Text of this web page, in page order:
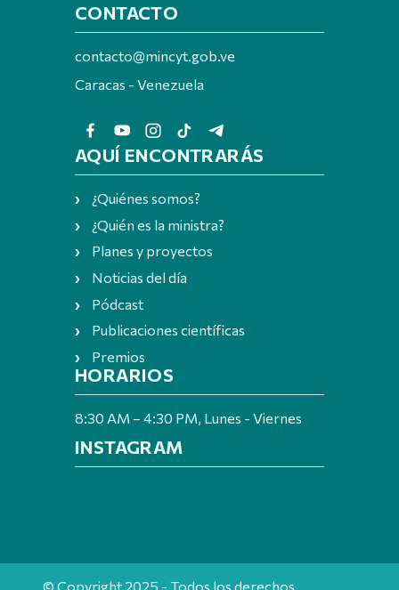
CONTACTO
contacto@mincyt.gob.ve
Caracas - Venezuela
AQUÍ ENCONTRARÁS
¿Quiénes somos?
¿Quién es la ministra?
Planes y proyectos
Noticias del día
Pódcast
Publicaciones científicas
Premios
HORARIOS
8:30 AM – 4:30 PM, Lunes - Viernes
INSTAGRAM
© Copyright 2025 - Todos los derechos